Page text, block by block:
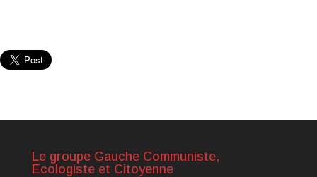
Le groupe Gauche Communiste,
Ecologiste et Citoyenne